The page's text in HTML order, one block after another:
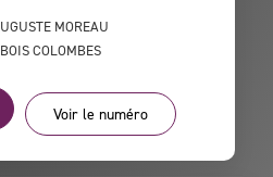
MOREAU
BOIS COLOMBES
Voir le numéro